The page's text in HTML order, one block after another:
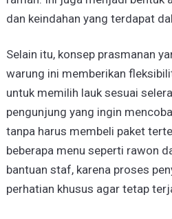
dan keindahan yang terdapat
Selain itu, konsep prasmanan
warung ini memberikan
untuk memilih lauk sesuai
pengunjung yang ingin
tanpa harus membeli paket
beberapa menu seperti rawon
bantuan staf, karena proses
perhatian khusus agar tetap